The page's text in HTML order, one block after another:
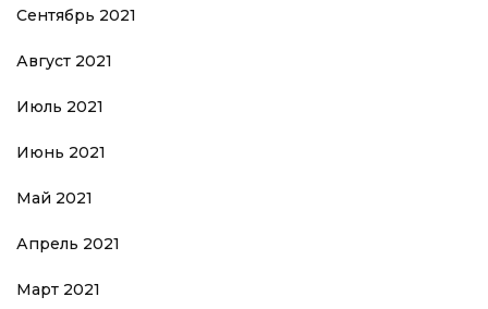
Сентябрь 2021
Август 2021
Июль 2021
Июнь 2021
Май 2021
Апрель 2021
Март 2021